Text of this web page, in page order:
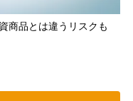
商品とは違うリスクも